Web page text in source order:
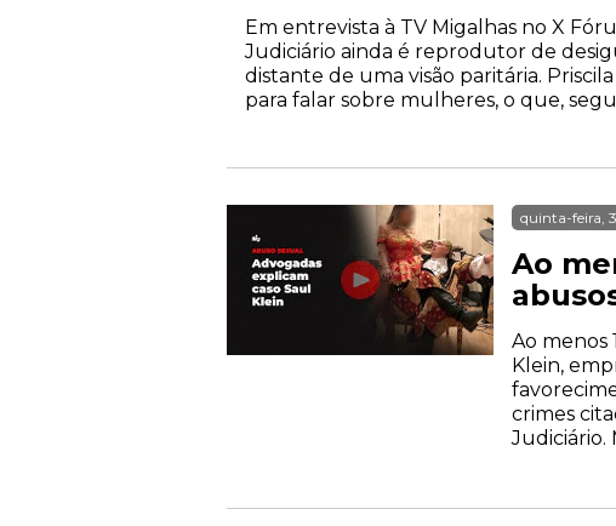
Em entrevista à TV Migalhas no X
Judiciário ainda é reprodutor de
distante de uma visão paritária.
para falar sobre mulheres, o que,
quinta-feira,
Ao
Ao menos
Klein,
crimes
Judiciário.